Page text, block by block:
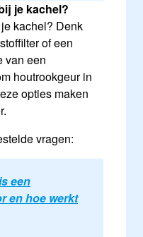
je kachel?
kachel? Denk
of een
van een
houtrookgeur in
opties maken
vragen:
een
en hoe werkt